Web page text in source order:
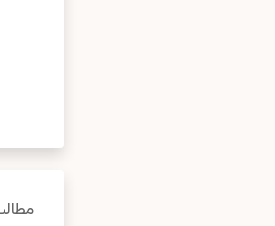
مطالب